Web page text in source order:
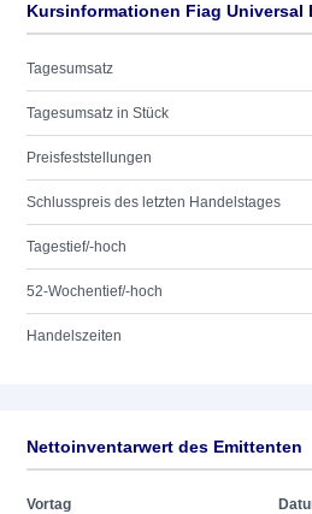
Kursinformationen Fiag Universal
Tagesumsatz
Tagesumsatz in Stück
Preisfeststellungen
Schlusspreis des letzten Handelstages
Tagestief/-hoch
52-Wochentief/-hoch
Handelszeiten
Nettoinventarwert des Emittenten
Vortag